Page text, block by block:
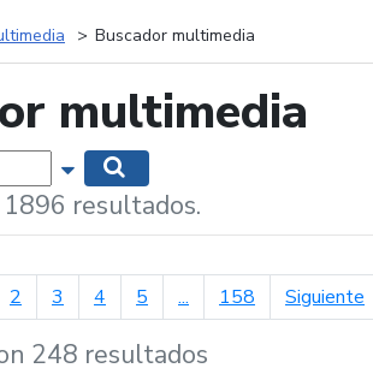
Buscador multimedia
multimedia
Mostrar opciones de búsqueda
resultados.
2 3 4 5 ... 158 Siguiente
248 resultados